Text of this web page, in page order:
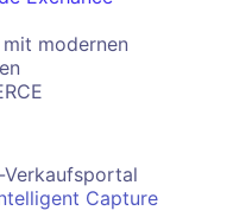
modernen
Capture